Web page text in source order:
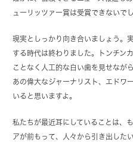
ューリッツァー賞は受賞できないで
現実としっかり向き合いましょう。
する時代は終わりました。トンチン
ことなく人工的な白い歯を見せなが
あの偉大なジャーナリスト、エドワ
いると思いますよ。
私たちが最近耳にしていることは、
アが前もって、人々から引き出した